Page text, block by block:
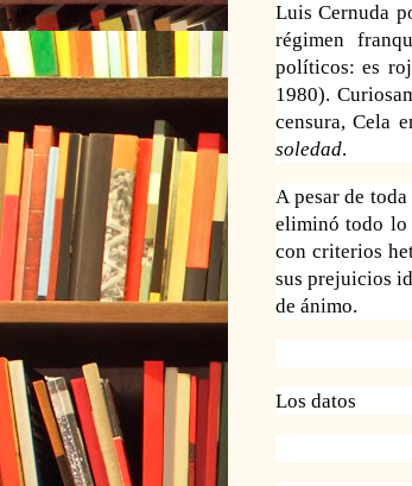
Luis Cernuda
régimen
políticos: es
1980).
censura, Cela
soledad.
A pesar de
eliminó todo lo
con criterios
sus prejuicios
de ánimo.
Los datos